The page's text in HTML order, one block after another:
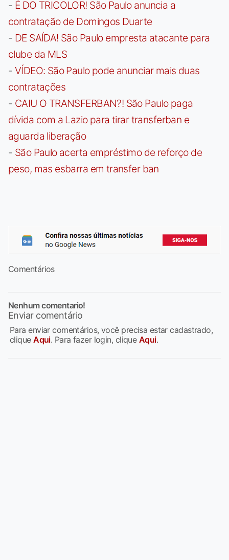
- É DO TRICOLOR! São Paulo anuncia a
contratação de Domingos Duarte
- DE SAÍDA! São Paulo empresta atacante para
clube da MLS
- VÍDEO: São Paulo pode anunciar mais duas
contratações
- CAIU O TRANSFERBAN?! São Paulo paga
dívida com a Lazio para tirar transferban e
aguarda liberação
- São Paulo acerta empréstimo de reforço de
peso, mas esbarra em transfer ban
Comentários
Nenhum comentario!
Enviar comentário
Para enviar comentários, você precisa estar cadastrado,
cliqueAqui. Para fazer login, clique Aqui.